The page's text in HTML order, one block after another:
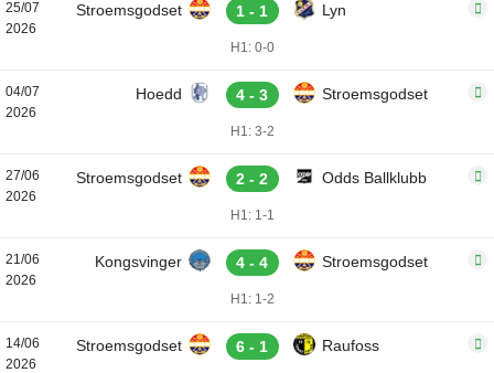
25/07
2026
Stroemsgodset 1 - 1 Lyn
H1: 0-0
04/07
2026
Hoedd 4 - 3 Stroemsgodset
H1: 3-2
27/06
2026
Stroemsgodset 2 - 2 Odds Ballklubb
H1: 1-1
21/06
2026
Kongsvinger 4 - 4 Stroemsgodset
H1: 1-2
14/06
2026
Stroemsgodset 6 - 1 Raufoss